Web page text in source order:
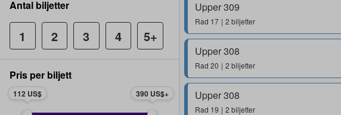
Upper 309
Rad 17 2 biljetter
Upper 308
Rad 20 2 biljetter
Upper 308
Rad 19 2 biljetter
Antal biljetter
1 2 3 4 5+
Pris per biljett
112 US$ 390 US$